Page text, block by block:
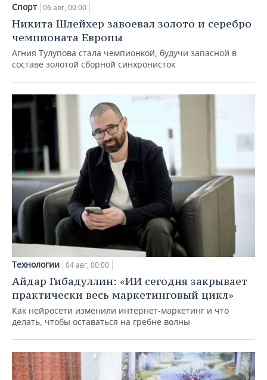
Спорт 06 авг, 00:00
Никита Шлейхер завоевал золото и серебро
чемпионата Европы
Агния Тулупова стала чемпионкой, будучи запасной в
составе золотой сборной синхронисток
Технологии 04 авг, 00:00
Айдар Гибадуллин: «ИИ сегодня закрывает
практически весь маркетинговый цикл»
Как нейросети изменили интернет-маркетинг и что
делать, чтобы оставаться на гребне волны